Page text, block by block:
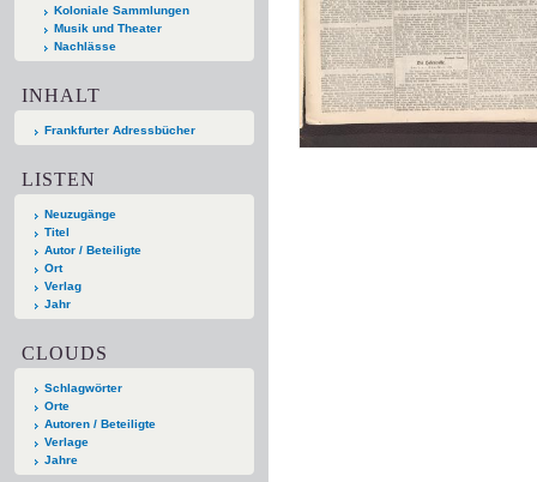
Koloniale Sammlungen
Musik und Theater
Nachlässe
INHALT
Frankfurter Adressbücher
LISTEN
Neuzugänge
Titel
Autor / Beteiligte
Ort
Verlag
Jahr
CLOUDS
Schlagwörter
Orte
Autoren / Beteiligte
Verlage
Jahre